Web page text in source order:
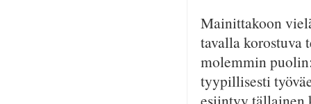
Mainittakoon
tavalla korostuva
molemmin
tyypillisesti